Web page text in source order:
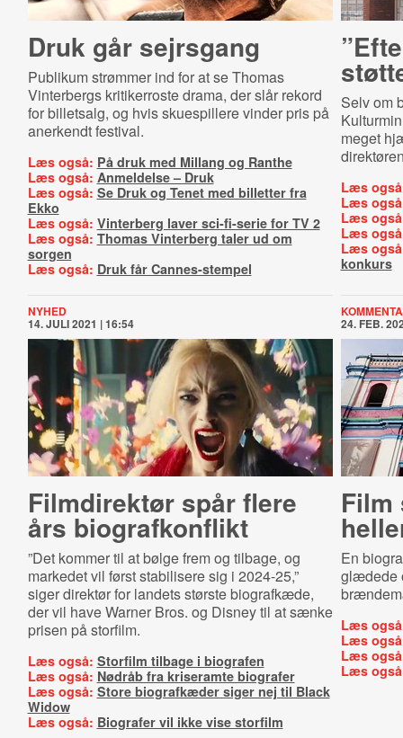
Druk går sejrsgang
Publikum strømmer ind for at se Thomas
Vinterbergs kritikerroste drama, der slår rekord
for billetsalg, og hvis skuespillere vinder pris på
anerkendt festival.
Læs også: På druk med Millang og Ranthe
Læs også: Anmeldelse – Druk
Læs også: Se Druk og Tenet med billetter fra
Ekko
Læs også: Vinterberg laver sci-fi-serie for TV 2
Læs også: Thomas Vinterberg taler ud om
sorgen
Læs også: Druk får Cannes-stempel
Selv om
meget
Læs
Læs
Læs
Læs
Læs
konkurs
NYHED
14. JULI 2021 | 16:54
Filmdirektør spår flere
års bi­o­graf­kon­flikt
”Det kommer til at bølge frem og tilbage, og
markedet vil først stabilisere sig i 2024-25,”
siger direktør for landets største biografkæde,
der vil have Warner Bros. og Disney til at sænke
prisen på storfilm.
Læs også: Storfilm tilbage i biografen
Læs også: Nødråb fra kriseramte biografer
Læs også: Store biografkæder siger nej til Black
Widow
Læs også: Biografer vil ikke vise storfilm
24. FEB.
En
glædede
Læs
Læs
Læs
Læs